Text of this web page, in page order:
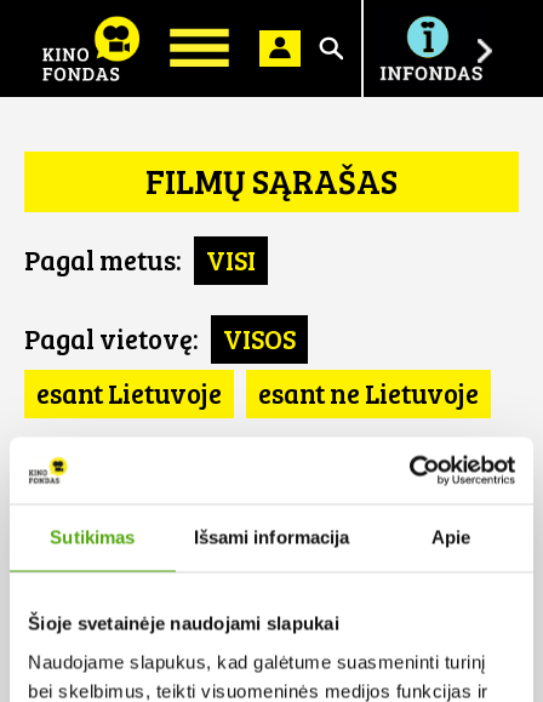
Sutikimas Išsami informacija Apie
Šioje svetainėje naudojami slapukai
Naudojame slapukus, kad galėtume suasmeninti turinį
bei skelbimus, teikti visuomeninės medijos funkcijas ir
Ieškoti
FILMŲ SĄRAŠAS
Pagal metus: VISI
Pagal vietovę:
VISOS
esant Lietuvoje
esant ne Lietuvoje
Pagal šalį:
Šveicarija
Pagal abėcėlę:
Rezultatų nerasta...